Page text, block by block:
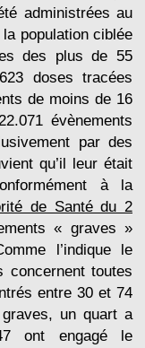
administrées au
population ciblée
des plus de 55
doses tracées
de moins de 16
évènements
par des
qu’il leur était
à la
de Santé du 2
« graves »
l’indique le
concernent toutes
entre 30 et 74
un quart a
ont engagé le